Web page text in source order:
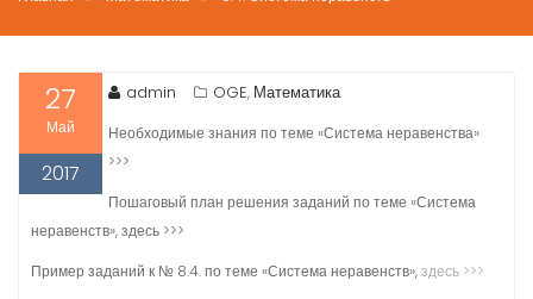
27
Май
2017
admin OGE, Математика
Необходимые знания по теме «Система неравенства»
>>>
Пошаговый план решения заданий по теме «Система
неравенств», здесь >>>
Пример заданий к № 8.4. по теме «Система неравенств»,здесь >>>